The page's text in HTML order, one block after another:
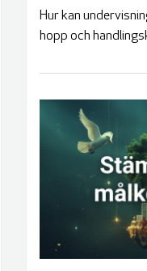
Hur kan
hopp och